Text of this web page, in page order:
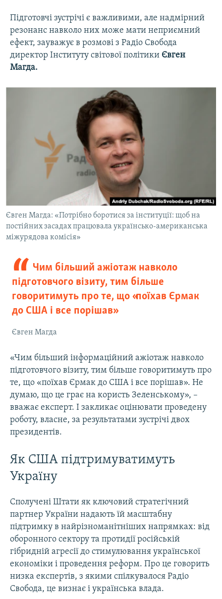
Підготовчі зустрічі є важливими, але надмірний
резонанс навколо них може мати неприємний
ефект, зауважує в розмові з Радіо Свобода
директор Інституту світової політики Євген
Магда.
Євген Магда: «Потрібно боротися за інституції: щоб на
постійних засадах працювала українсько-американська
міжурядова комісія»
Чим більший ажіотаж навколо
підготовчого візиту, тим більше
говоритимуть про те, що «поїхав Єрмак
до США і все порішав»
Євген Магда
«Чим більший інформаційний ажіотаж навколо
підготовчого візиту, тим більше говоритимуть про
те, що «поїхав Єрмак до США і все порішав». Не
думаю, що це грає на користь Зеленському», –
вважає експерт. І закликає оцінювати проведену
роботу, власне, за результатами зустрічі двох
президентів.
Як США підтримуватимуть
Україну
Сполучені Штати як ключовий стратегічний
партнер України надають їй масштабну
підтримку в найрізноманітніших напрямках: від
оборонного сектору та протидії російській
гібридній агресії до стимулювання української
економіки і проведення реформ. Про це говорить
низка експертів, з якими спілкувалося Радіо
Свобода, це визнає і українська влада.